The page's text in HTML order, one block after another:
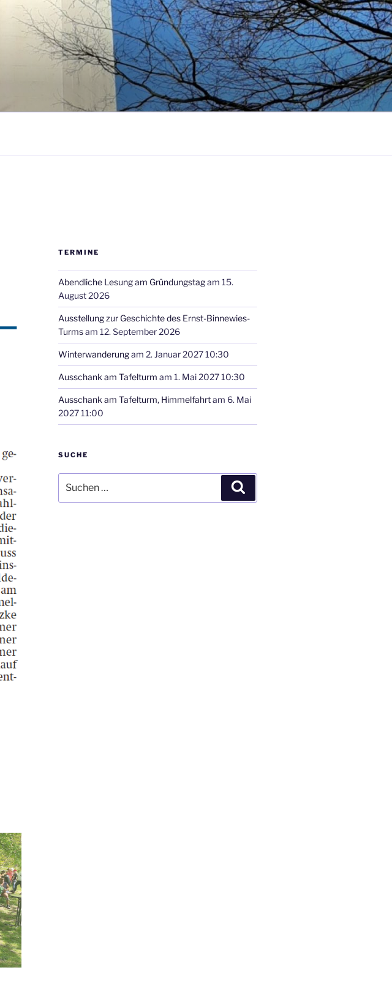
TERMINE
Abendliche Lesung am Gründungstagam 15.
August 2026
Ausstellung zur Geschichte des Ernst-Binnewies-
Turmsam 12. September 2026
Winterwanderungam 2. Januar 2027 10:30
Ausschank am Tafelturm am 1. Mai 2027 10:30
Ausschank am Tafelturm, Himmelfahrtam 6. Mai
2027 11:00
SUCHE
nach: